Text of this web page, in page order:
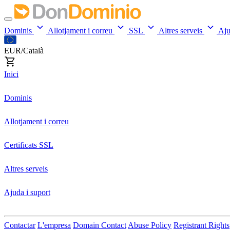
Dominis Allotjament i correu SSL Altres serveis
EUR/Català
Inici
Dominis
Allotjament i correu
Certificats SSL
Altres serveis
Ajuda i suport
Contactar L'empresa Domain Contact Abuse Policy Registrant Rights